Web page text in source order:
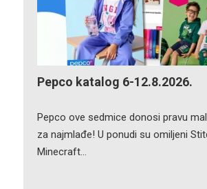
Pepco katalog 6-12.8.2026.
Pepco ove sedmice donosi pravu
za najmlađe! U ponudi su omiljeni
Minecraft…